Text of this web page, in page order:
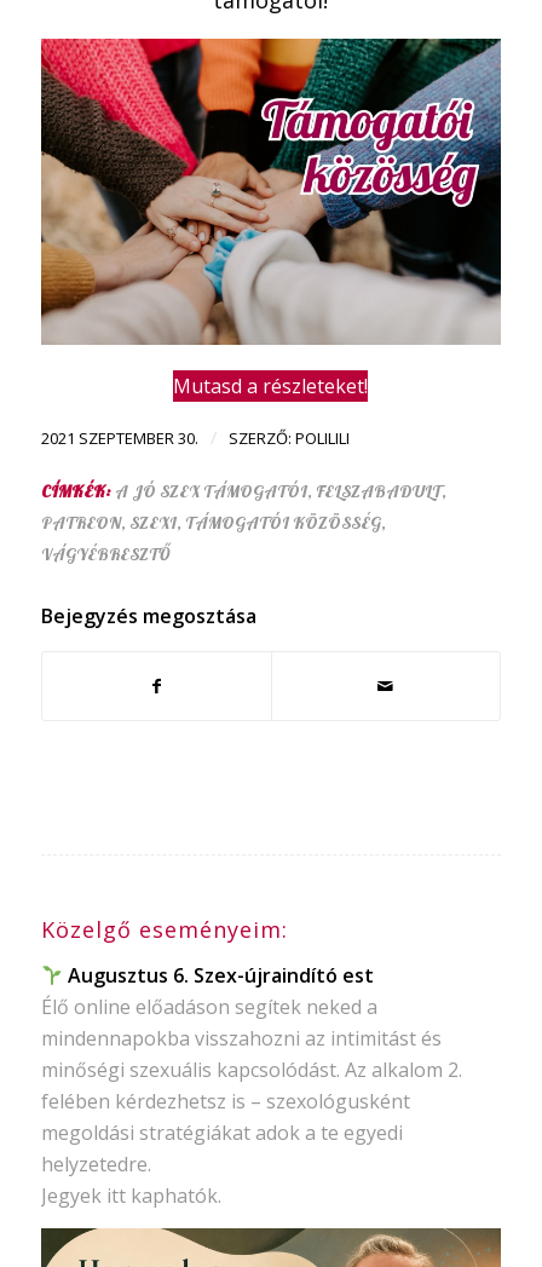
Mutasd a részleteket!
2021 SZEPTEMBER 30. / SZERZŐ: POLILILI
CÍMKÉK: A JÓ SZEX TÁMOGATÓI, FELSZABADULT,
PATREON, SZEXI, TÁMOGATÓI KÖZÖSSÉG,
VÁGYÉBRESZTŐ
Bejegyzés megosztása
Közelgő eseményeim:
Augusztus 6. Szex-újraindító est
Élő online előadáson segítek neked a
mindennapokba visszahozni az intimitást és
minőségi szexuális kapcsolódást. Az alkalom 2.
felében kérdezhetsz is – szexológusként
megoldási stratégiákat adok a te egyedi
helyzetedre.
Jegyek itt kaphatók.